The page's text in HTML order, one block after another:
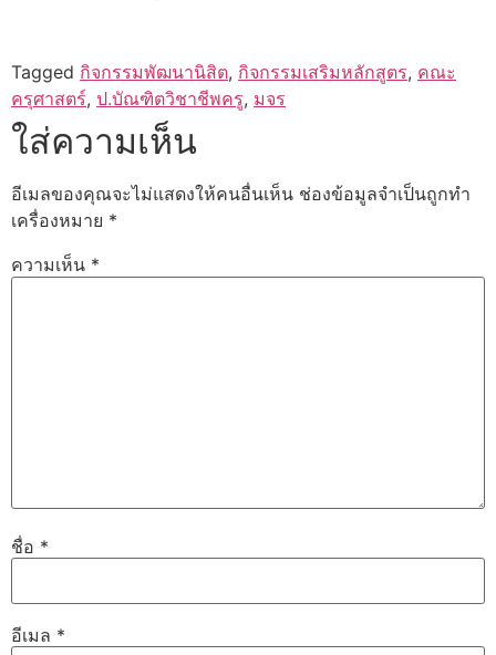
Tagged กิจกรรมพัฒนานิสิต, กิจกรรมเสริมหลักสูตร, คณะ
ครุศาสตร์, ป.บัณฑิตวิชาชีพครู, มจร
ใส่ความเห็น
อีเมลของคุณจะไม่แสดงให้คนอื่นเห็น ช่องข้อมูลจำเป็นถูกทำ
เครื่องหมาย *
ความเห็น *
ชื่อ *
อีเมล *